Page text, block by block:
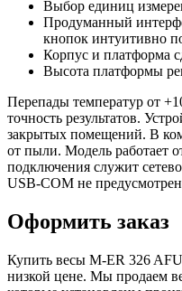
Выбор единиц
Продуманный
кнопок интуитивно
Корпус и платформа
Высота платформы
Перепады температур от
точность результатов.
закрытых помещений. В
от пыли. Модель работает
подключения служит
USB-COM не
Оформить заказ
Купить весы M-ER 326
низкой цене. Мы продаем